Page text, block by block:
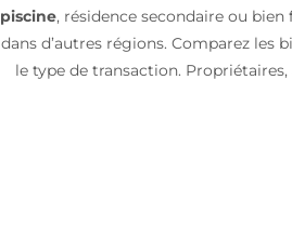
piscine, résidence secondaire ou
dans d’autres régions. Comparez les
le type de transaction.